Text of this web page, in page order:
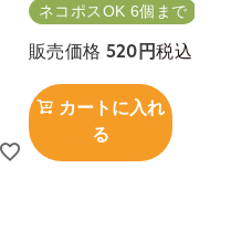
ネコポスOK 6個まで
販売価格 520 税込
カートに入れ
る